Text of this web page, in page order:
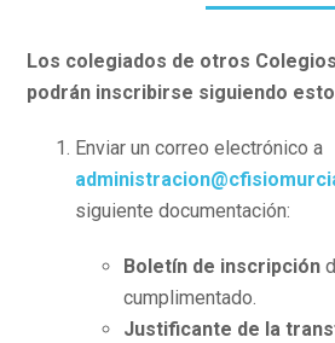
Los colegiados de otros
podrán inscribirse siguiendo
Enviar un correo electrónico a
siguiente documentación:
Boletín de inscripción
cumplimentado.
Justificante de la